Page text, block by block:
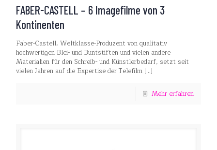
FABER-CASTELL – 6 Imagefilme von 3
Kontinenten
Faber-Castell, Weltklasse-Produzent von qualitativ
hochwertigen Blei- und Buntstiften und vielen andere
Materialien für den Schreib- und Künstlerbedarf, setzt seit
vielen Jahren auf die Expertise der Telefilm […]
Mehr erfahren